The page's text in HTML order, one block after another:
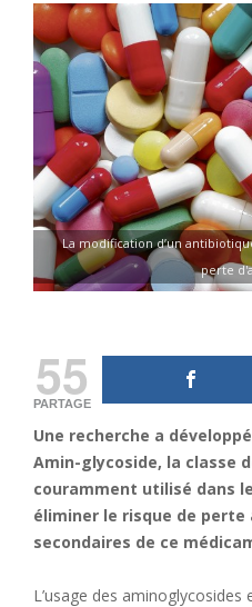
La modification d’un
perte
55
PARTAGE
Une recherche a
Amin-glycoside, la classe
couramment utilisé dans
éliminer le risque de
secondaires de ce
L’usage des